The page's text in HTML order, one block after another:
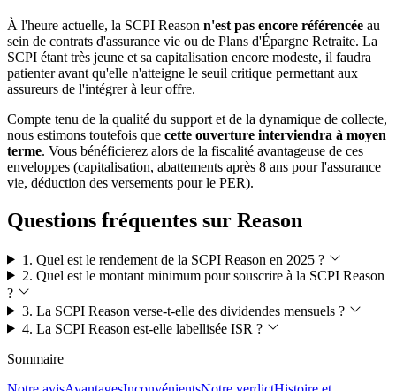
À l'heure actuelle, la SCPI Reason n'est pas encore référencée au
sein de contrats d'assurance vie ou de Plans d'Épargne Retraite. La
SCPI étant très jeune et sa capitalisation encore modeste, il faudra
patienter avant qu'elle n'atteigne le seuil critique permettant aux
assureurs de l'intégrer à leur offre.
Compte tenu de la qualité du support et de la dynamique de collecte,
nous estimons toutefois que cette ouverture interviendra à moyen
terme. Vous bénéficierez alors de la fiscalité avantageuse de ces
enveloppes (capitalisation, abattements après 8 ans pour l'assurance
vie, déduction des versements pour le PER).
Questions fréquentes sur Reason
1. Quel est le rendement de la SCPI Reason en 2025 ?
2. Quel est le montant minimum pour souscrire à la SCPI Reason
?
3. La SCPI Reason verse-t-elle des dividendes mensuels ?
4. La SCPI Reason est-elle labellisée ISR ?
Sommaire